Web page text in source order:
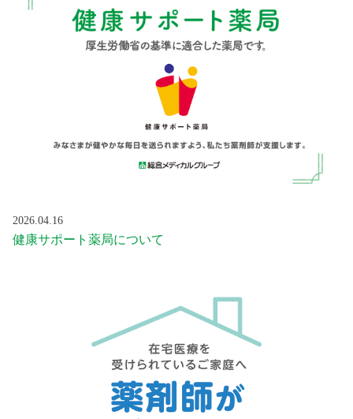
2026.04.16
健康サポート薬局について